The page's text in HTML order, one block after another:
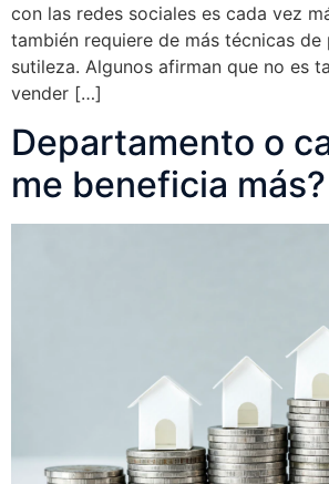
con las redes sociales es cada vez
también requiere de más técnicas de
sutileza. Algunos afirman que no es
vender […]
Departamento o
me beneficia más?